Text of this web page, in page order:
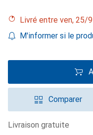
Livré entre ven, 25/
M'informer si le
Comparer
livraison gratuite